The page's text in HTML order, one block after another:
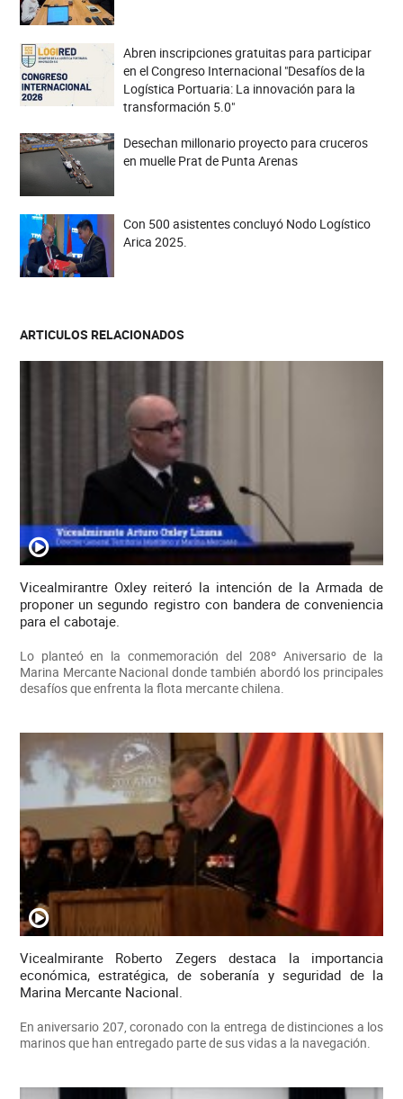
Abren inscripciones gratuitas para participar
en el Congreso Internacional "Desafíos de la
Logística Portuaria: La innovación para la
transformación 5.0"
Desechan millonario proyecto para cruceros
en muelle Prat de Punta Arenas
Con 500 asistentes concluyó Nodo Logístico
Arica 2025.
ARTICULOS RELACIONADOS
Vicealmirantre Oxley reiteró la intención de la Armada de
proponer un segundo registro con bandera de conveniencia
para el cabotaje.
Lo planteó en la conmemoración del 208º Aniversario de la
Marina Mercante Nacional donde también abordó los principales
desafíos que enfrenta la flota mercante chilena.
Vicealmirante Roberto Zegers destaca la importancia
económica, estratégica, de soberanía y seguridad de la
Marina Mercante Nacional.
En aniversario 207, coronado con la entrega de distinciones a los
marinos que han entregado parte de sus vidas a la navegación.